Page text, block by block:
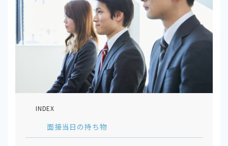
INDEX
面接当日の持ち物